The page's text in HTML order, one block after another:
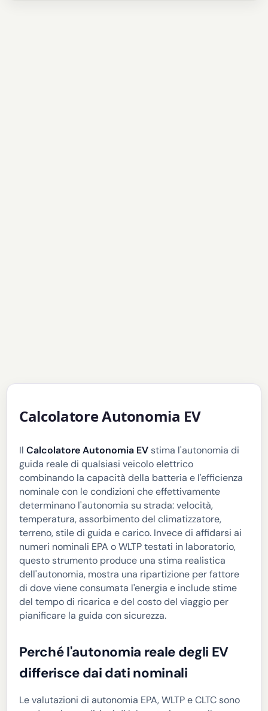
Calcolatore Autonomia EV
IlCalcolatore Autonomia EV stima l'autonomia di
guida reale di qualsiasi veicolo elettrico
combinando la capacità della batteria e l'efficienza
nominale con le condizioni che effettivamente
determinano l'autonomia su strada: velocità,
temperatura, assorbimento del climatizzatore,
terreno, stile di guida e carico. Invece di affidarsi ai
numeri nominali EPA o WLTP testati in laboratorio,
questo strumento produce una stima realistica
dell'autonomia, mostra una ripartizione per fattore
di dove viene consumata l'energia e include stime
del tempo di ricarica e del costo del viaggio per
pianificare la guida con sicurezza.
Perché l'autonomia reale degli EV
differisce dai dati nominali
Le valutazioni di autonomia EPA, WLTP e CLTC sono